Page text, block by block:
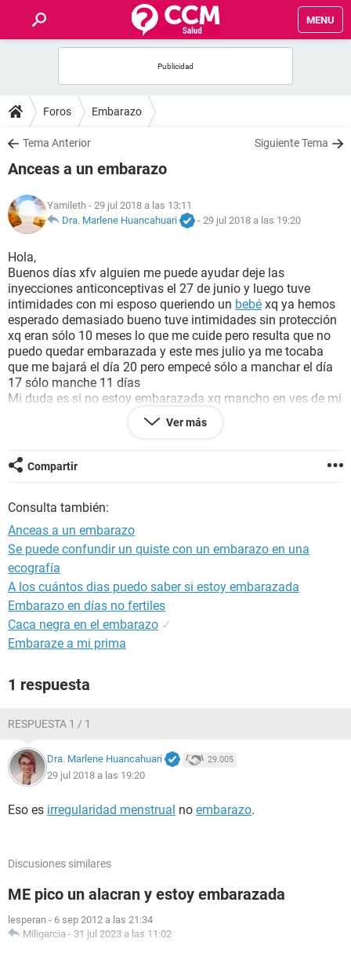
MENU
FOROS
SALUD
NUTRICIÓN
BIENESTAR
SEXUALIDAD
GLOSARIO
Foros Embarazo
Tema Anterior Siguiente Tema
Anceas a un embarazo
Yamileth - 29 jul 2018 a las 13:11
Dra. Marlene Huancahuari
- 29 jul 2018 a las 19:20
Hola,
Buenos días xfv alguien me puede ayudar deje las
inyecciones anticonceptivas el 27 de junio y luego tuve
intimidades con mi esposo queriendo un bebé xq ya hemos
esperado demasiado bueno tuve intimidades sin protección
xq eran sólo 10 meses lo que me cuide pero resulta que no
puedo quedar embarazada y este mes julio ya me tocaba
que me bajará el día 20 pero empecé sólo a manchar el día
17 sólo manche 11 días
Mi duda es si no estoy embarazada xq mancho en ves de mi
Me use una prueba de sangre pero a los 5 dias me salió
Será que estoy embarazada xfv ayudeneme con sus
respuestas gracias <c
Ver más
Compartir
Consulta también:
Anceas a un embarazo
Se puede confundir un quiste con un embarazo en una
ecografía
A los cuántos dias puedo saber si estoy embarazada
Embarazo en días no fertiles
Caca negra en el embarazo ✓
Embaraze a mi prima
1 respuesta
RESPUESTA 1 / 1
Dra. Marlene Huancahuari 29.005
29 jul 2018 a las 19:20
Eso es irregularidad menstrual no embarazo.
Discusiones similares
ME pico un alacran y estoy embarazada
lesperan - 6 sep 2012 a las 21:34
Miligarcia - 31 jul 2023 a las 11:02